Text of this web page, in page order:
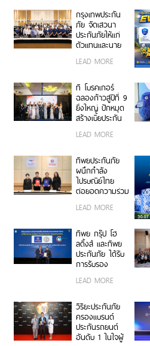
กรุงเทพประกัน
ภัย จัดเสวนา
ประกันภัยให้แก่
ตัวแทนและนาย
วินาศภัย เสริม
ประกันภัยให้
แข็งแกร่งยิ่งขึ้น
LEAD MORE
ที โบรคเกอร์
ฉลองก้าวสู่ปีที่ 9
ยิ่งใหญ่ ปักหมุด
สร้างเบี้ยประกัน
บาท จัดงานมอบ
เชิดชูเกียรติสุด
ยอดนายหน้า
200 ราย “Top
Sales 2026”
LEAD MORE
ทิพยประกันภัย
ผนึกกำลัง
ไปรษณีย์ไทย
ต่อยอดความร่วม
พันธมิตรเชิงกล
บริการประกันภัย
รูปแบบดิจิทัลเพื่อ
ประชาชน
LEAD MORE
ทิพย กรุ๊ป โฮ
ลดิ้งส์ และทิพย
ประกันภัย ได้รับ
การรับรอง
คาร์บอนฟุตพริ้
ตอกย้ำความเป็น
ผู้นำธุรกิจประกัน
ภัยที่ขับเคลื่อน
ความยั่งยืนตาม
LEAD MORE
วิริยะประกันภัย
ครองแบรนด์
ประกันรถยนต์
อันดับ 1 ในใจผู้